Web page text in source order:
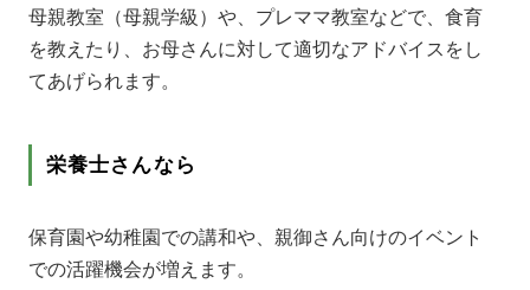
母親教室（母親学級）や、プレママ教室などで、食育
を教えたり、お母さんに対して適切なアドバイスをし
てあげられます。
栄養士さんなら
保育園や幼稚園での講和や、親御さん向けのイベント
での活躍機会が増えます。